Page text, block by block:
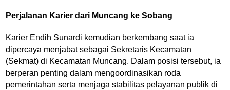
Perjalanan Karier dari Muncang ke Sobang
Karier Endih Sunardi kemudian berkembang saat ia
dipercaya menjabat sebagai Sekretaris Kecamatan
(Sekmat) di Kecamatan Muncang. Dalam posisi tersebut, ia
berperan penting dalam mengoordinasikan roda
pemerintahan serta menjaga stabilitas pelayanan publik di